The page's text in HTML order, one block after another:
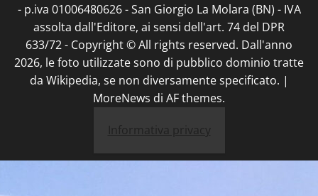
- p.iva 01006480626 - San Giorgio La Molara (BN) - IVA
assolta dall'Editore, ai sensi dell'art. 74 del DPR
633/72 - Copyright © All rights reserved. Dall'anno
2026, le foto utilizzate sono di pubblico dominio tratte
da Wikipedia, se non diversamente specificato. |
MoreNews di AF themes.
Informativa privacy